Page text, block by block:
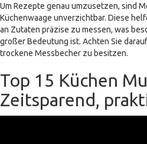
Um Rezepte genau umzusetzen, sind
Küchenwaage unverzichtbar. Diese
an Zutaten präzise zu messen, was
großer Bedeutung ist. Achten Sie
trockene Messbecher zu besitzen.
Top 15 Küchen
Zeitsparend,